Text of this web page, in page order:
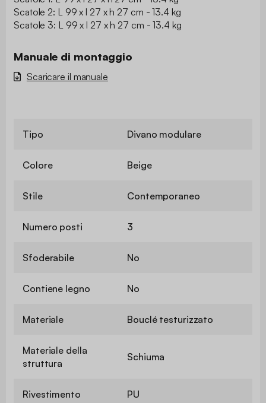
Scatole 2: L 99 x l 27 x h 27 cm - 13.4 kg
Scatole 3: L 99 x l 27 x h 27 cm - 13.4 kg
Manuale di montaggio
Scaricare il manuale
Tipo Divano modulare
Colore Beige
Stile Contemporaneo
Numero posti 3
Sfoderabile No
Contiene legno No
Materiale Bouclé testurizzato
Materiale della
struttura
Schiuma
Rivestimento PU